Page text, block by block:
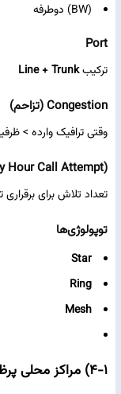
(BW) دوطرفه
Port
ترکیبLine + Trunk
Congestion (تزاحم)
وقتی ترافیک وارده >
Hour Call Attempt)
تعداد تلاش برای
توپولوژی‌ها
Star
Ring
Mesh
۴-۱) مراکز محلی پرظرفیت (دیجیتال)